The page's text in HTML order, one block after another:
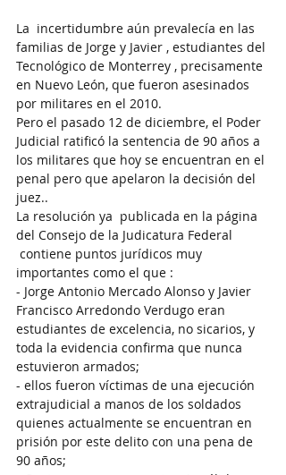
La  incertidumbre aún prevalecía en las
familias de Jorge y Javier , estudiantes del
Tecnológico de Monterrey , precisamente
en Nuevo León, que fueron asesinados
por militares en el 2010.
Pero el pasado 12 de diciembre, el Poder
Judicial ratificó la sentencia de 90 años a
los militares que hoy se encuentran en el
penal pero que apelaron la decisión del
juez..
La resolución ya  publicada en la página
del Consejo de la Judicatura Federal
contiene puntos jurídicos muy
importantes como el que :
- Jorge Antonio Mercado Alonso y Javier
Francisco Arredondo Verdugo eran
estudiantes de excelencia, no sicarios, y
toda la evidencia confirma que nunca
estuvieron armados;
- ellos fueron víctimas de una ejecución
extrajudicial a manos de los soldados
quienes actualmente se encuentran en
prisión por este delito con una pena de
90 años;